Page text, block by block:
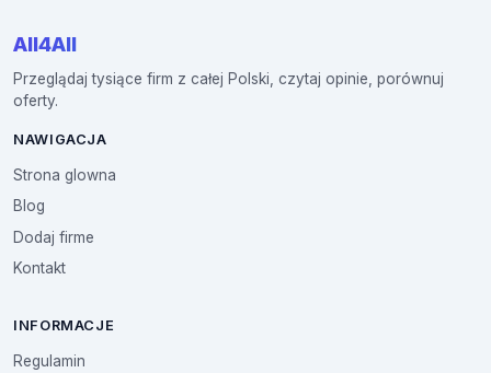
All4All
Przeglądaj tysiące firm z całej Polski, czytaj opinie, porównuj
oferty.
NAWIGACJA
Strona glowna
Blog
Dodaj firme
Kontakt
INFORMACJE
Regulamin